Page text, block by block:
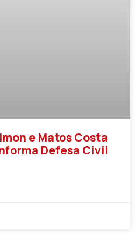
e Matos Costa
Defesa Civil